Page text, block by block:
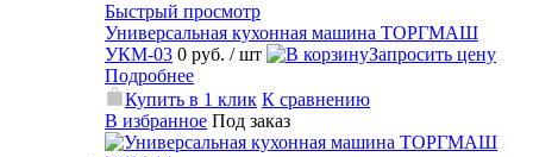
Быстрый просмотр
Универсальная кухонная машина ТОРГМАШ
УКМ-03 0 руб. / шт
Запросить цену
Подробнее
Купить в 1 клик К сравнению
В избранное Под заказ